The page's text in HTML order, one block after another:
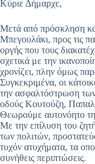
Κύριε Δήμαρχε,
Μετά από πρόσκληση
Μπεγουλάκι, προς τις
οργής που τους
σχετικά με την
χρονίζει, πλην όμως
Συγκεκριμένα, οι
την ασφαλτόστρωση των
οδούς Κουτούζη,
Θεωρούμε αυτονόητο
Με την επίλυση του
των πολιτών,
τυχόν ατυχήματα, τα
συνήθεις περιπτώσεις.